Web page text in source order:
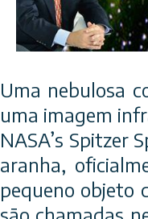
Uma nebulosa
uma imagem
NASA’s Spitzer
aranha,
pequeno objeto